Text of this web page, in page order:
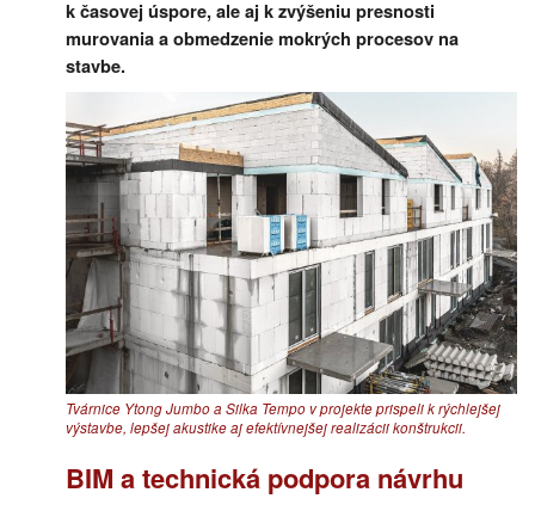
k časovej úspore, ale aj k zvýšeniu presnosti
murovania a obmedzenie mokrých procesov na
stavbe.
Tvárnice Ytong Jumbo a Silka Tempo v projekte prispeli k rýchlejšej
výstavbe, lepšej akustike aj efektívnejšej realizácii konštrukcii.
BIM a technická podpora návrhu